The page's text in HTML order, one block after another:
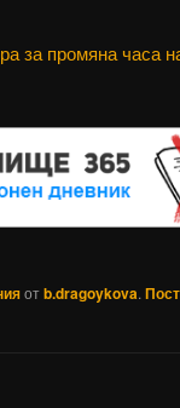
за промяна часа
отb.dragoykova.